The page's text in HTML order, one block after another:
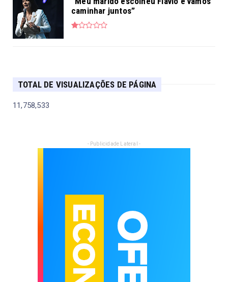
caminhar juntos”
TOTAL DE VISUALIZAÇÕES DE PÁGINA
11,758,533
- Publicidade Lateral -